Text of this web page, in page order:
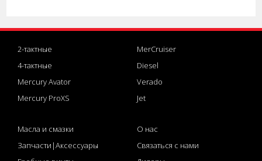
2-тактные
4-тактные
Mercury Avator
Mercury ProXS
MerCruiser
Diesel
Verado
Jet
Масла и смазки
Запчасти|Аксессуары
О нас
Связаться с нами